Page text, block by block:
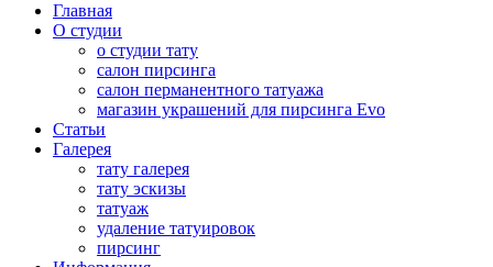
Главная
О студии
о студии тату
салон пирсинга
салон перманентного татуажа
магазин украшений для пирсинга Evo
Статьи
Галерея
тату галерея
тату эскизы
татуаж
удаление татуировок
пирсинг